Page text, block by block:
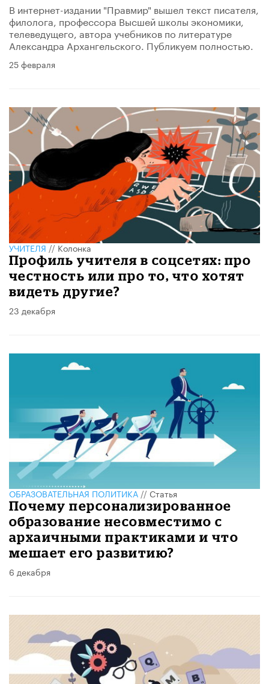
В интернет-издании "Правмир" вышел текст писателя,
филолога, профессора Высшей школы экономики,
телеведущего, автора учебников по литературе ​
Александра Архангельского. Публикуем полностью.
25 февраля
УЧИТЕЛЯ//Колонка
Профиль учителя в соцсетях: про
честность или про то, что хотят
видеть другие?
23 декабря
ОБРАЗОВАТЕЛЬНАЯ ПОЛИТИКА//Статья
Почему персонализированное
образование несовместимо с
архаичными практиками и что
мешает его развитию?
6 декабря